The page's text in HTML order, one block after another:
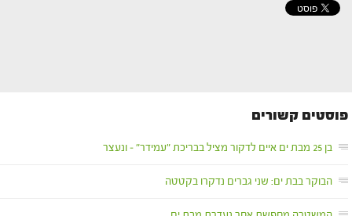
פוסטים קשורים
בן 25 מבת ים איים לדקור מציל בבריכת "עמידר" – ונעצר
הבוקר בבת ים: שני גברים נדקרו בקטטה